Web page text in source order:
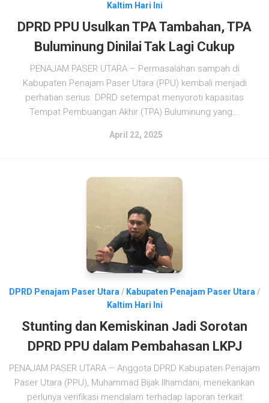
Kaltim Hari Ini
DPRD PPU Usulkan TPA Tambahan, TPA
Buluminung Dinilai Tak Lagi Cukup
PENAJAM PASER UTARA – Permasalahan sampah di
Kabupaten Penajam Paser Utara (PPU) kembali menjadi
perhatian serius. DPRD setempat menyoroti kapasitas
Tempat Pembuangan Akhir (TPA) Buluminung yang...
April 22, 2025
DPRD Penajam Paser Utara / Kabupaten Penajam Paser Utara /
Kaltim Hari Ini
Stunting dan Kemiskinan Jadi Sorotan
DPRD PPU dalam Pembahasan LKPJ
PENAJAM PASER UTARA – Anggota DPRD Kabupaten Penajam
Paser Utara (PPU), Muhammad Bijak Ilhamdani, menekankan
perlunya verifikasi mendalam terhadap laporan terkait